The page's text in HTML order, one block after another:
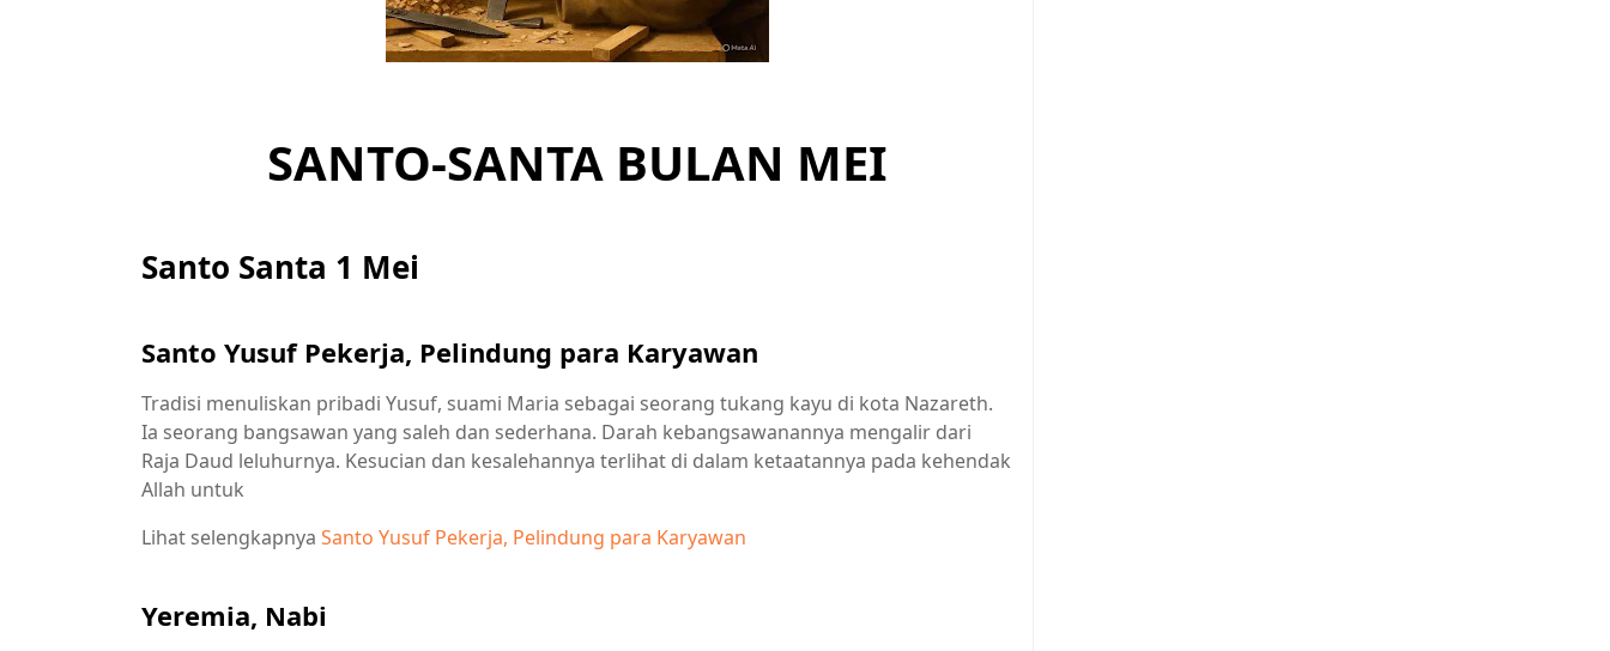
SANTO-SANTA BULAN MEI
Santo Santa 1 Mei
Santo Yusuf Pekerja, Pelindung para Karyawan
Tradisi menuliskan pribadi Yusuf, suami Maria sebagai seorang tukang kayu di kota Nazareth.
Ia seorang bangsawan yang saleh dan sederhana. Darah kebangsawanannya mengalir dari
Raja Daud leluhurnya. Kesucian dan kesalehannya terlihat di dalam ketaatannya pada kehendak
Allah untuk
Lihat selengkapnya Santo Yusuf Pekerja, Pelindung para Karyawan
Yeremia, Nabi